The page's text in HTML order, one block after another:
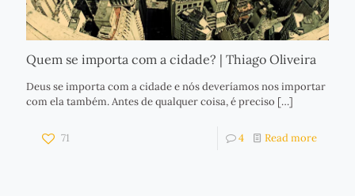
Quem se importa com a cidade? | Thiago Oliveira
Deus se importa com a cidade e nós deveríamos nos importar
com ela também. Antes de qualquer coisa, é preciso […]
71 4 Read more